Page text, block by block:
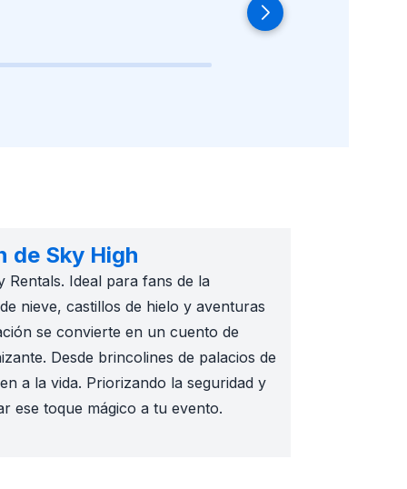
de Sky High
Rentals. Ideal para fans de la
nieve, castillos de hielo y aventuras
se convierte en un cuento de
Desde brincolines de palacios de
a la vida. Priorizando la seguridad y
ese toque mágico a tu evento.
simplemente un día lleno de diversión,